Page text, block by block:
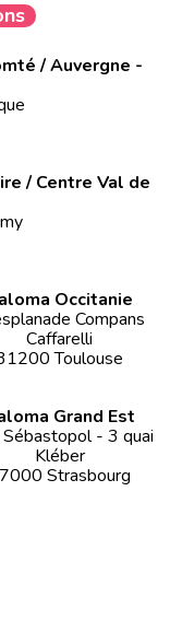
/ Auvergne -
/ Centre Val de
Occitanie
Compans
Caffarelli
Toulouse
Grand Est
Sébastopol - 3 quai
Kléber
Strasbourg